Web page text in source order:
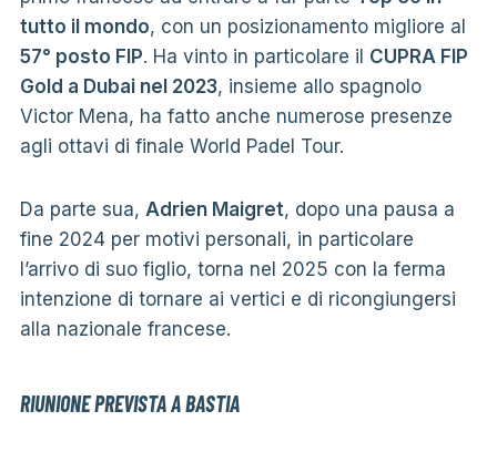
tutto il mondo, con un posizionamento migliore al
57° posto FIP. Ha vinto in particolare il CUPRA FIP
Gold a Dubai nel 2023, insieme allo spagnolo
Victor Mena, ha fatto anche numerose presenze
agli ottavi di finale World Padel Tour.
Da parte sua, Adrien Maigret, dopo una pausa a
fine 2024 per motivi personali, in particolare
l’arrivo di suo figlio, torna nel 2025 con la ferma
intenzione di tornare ai vertici e di ricongiungersi
alla nazionale francese.
RIUNIONE PREVISTA A BASTIA